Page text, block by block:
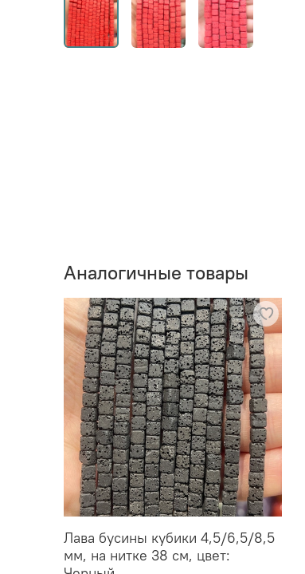
Аналогичные товары
Лава бусины кубики 4,5/6,5/8,5
мм, на нитке 38 см, цвет: